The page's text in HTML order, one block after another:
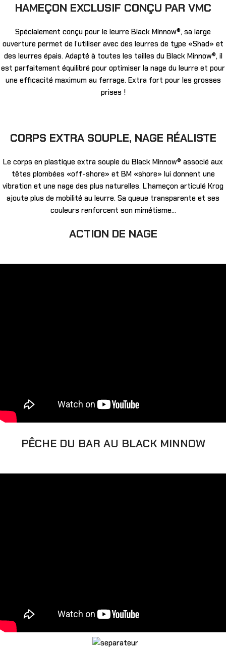
HAMEÇON EXCLUSIF CONÇU PAR VMC
Spécialement conçu pour le leurre Black Minnow®, sa large
ouverture permet de l’utiliser avec des leurres de type «Shad» et
des leurres épais. Adapté à toutes les tailles du Black Minnow®, il
est parfaitement équilibré pour optimiser la nage du leurre et pour
une efficacité maximum au ferrage. Extra fort pour les grosses
prises !
CORPS EXTRA SOUPLE, NAGE RÉALISTE
Le corps en plastique extra souple du Black Minnow® associé aux
têtes plombées «off-shore» et BM «shore» lui donnent une
vibration et une nage des plus naturelles. L’hameçon articulé Krog
ajoute plus de mobilité au leurre. Sa queue transparente et ses
couleurs renforcent son mimétisme…
ACTION DE NAGE
PÊCHE DU BAR AU BLACK MINNOW